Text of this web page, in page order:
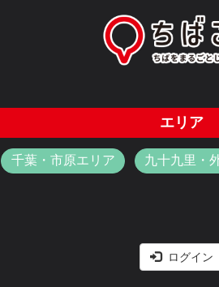
エリア
千葉・市原エリア 九十九里・
ログイン